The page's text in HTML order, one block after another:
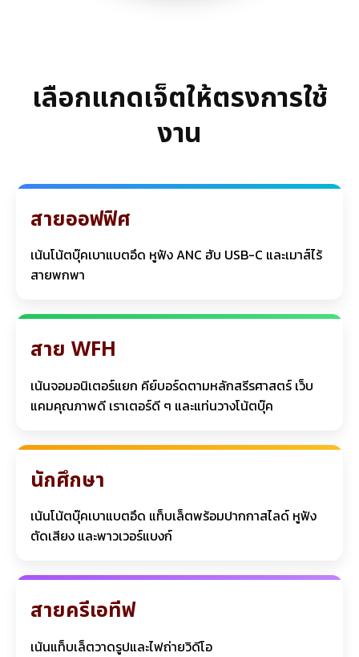
เลือกแกดเจ็ตให้ตรงการใช้
งาน
สายออฟฟิศ
เน้นโน้ตบุ๊คเบาแบตอึด หูฟัง ANC ฮับ USB-C และเมาส์ไร้
สายพกพา
สาย WFH
เน้นจอมอนิเตอร์แยก คีย์บอร์ดตามหลักสรีรศาสตร์ เว็บ
แคมคุณภาพดี เราเตอร์ดี ๆ และแท่นวางโน้ตบุ๊ค
นักศึกษา
เน้นโน้ตบุ๊คเบาแบตอึด แท็บเล็ตพร้อมปากกาสไลด์ หูฟัง
ตัดเสียง และพาวเวอร์แบงก์
สายครีเอทีฟ
เน้นแท็บเล็ตวาดรูปและไฟถ่ายวิดีโอ